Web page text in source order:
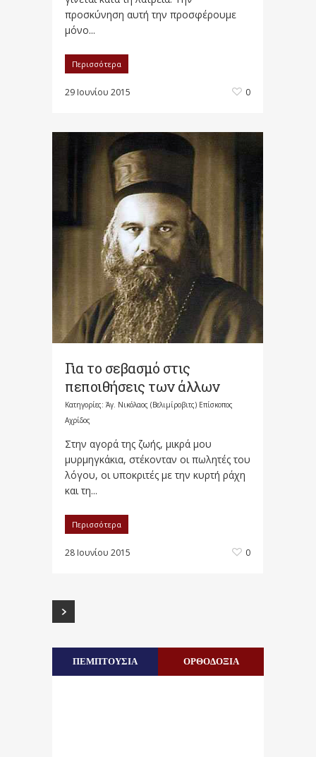
προσκύνηση αυτή την προσφέρουμε
μόνο...
Περισσότερα
29 Ιουνίου 2015 0
Για το σεβασμό στις
πεποιθήσεις των άλλων
Κατηγορίες: Άγ. Νικόλαος (Βελιμίροβιτς) Επίσκοπος
Αχρίδος
Στην αγορά της ζωής, μικρά μου
μυρμηγκάκια, στέκονταν οι πωλητές του
λόγου, οι υποκριτές με την κυρτή ράχη
και τη...
Περισσότερα
28 Ιουνίου 2015 0
ΠΕΜΠΤΟΥΣΙΑ ΟΡΘΟΔΟΞΙΑ